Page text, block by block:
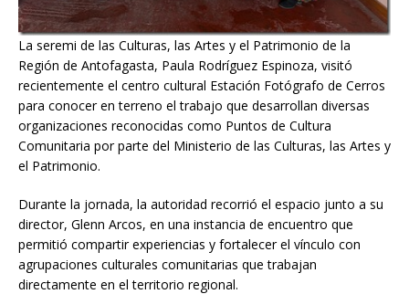
La seremi de las Culturas, las Artes y el Patrimonio de la
Región de Antofagasta, Paula Rodríguez Espinoza, visitó
recientemente el centro cultural Estación Fotógrafo de Cerros
para conocer en terreno el trabajo que desarrollan diversas
organizaciones reconocidas como Puntos de Cultura
Comunitaria por parte del Ministerio de las Culturas, las Artes y
el Patrimonio.
Durante la jornada, la autoridad recorrió el espacio junto a su
director, Glenn Arcos, en una instancia de encuentro que
permitió compartir experiencias y fortalecer el vínculo con
agrupaciones culturales comunitarias que trabajan
directamente en el territorio regional.